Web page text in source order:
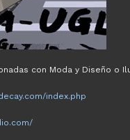
con Moda y Diseño o
index.php